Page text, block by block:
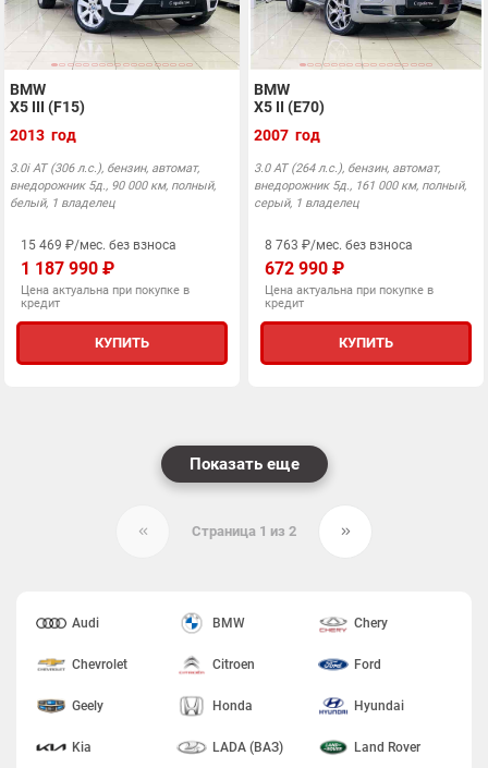
BMW
X5 III (F15)
2013 год
3.0i АТ (306 л.с.), бензин, автомат,
внедорожник 5д., 90 000 км, полный,
белый, 1 владелец
15 469 ₽/мес. без взноса
1 187 990 ₽
Цена актуальна при покупке в
кредит
КУПИТЬ
BMW
X5 II (E70)
2007 год
3.0 АТ (264 л.с.), бензин, автомат,
внедорожник 5д., 161 000 км, полный,
серый, 1 владелец
8 763 ₽/мес. без взноса
672 990 ₽
Цена актуальна при покупке в
кредит
КУПИТЬ
Показать еще
Страница 1 из 2
Audi BMW Chery
Chevrolet Citroen Ford
Geely Honda Hyundai
Kia LADA (ВАЗ) Land Rover